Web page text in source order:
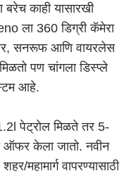
काही यासारखी
ला 360 डिग्री कॅमेरा
सनरूफ आणि वायरलेस
पण चांगला डिस्प्ले
आहे.
पेट्रोल मिळते तर 5-
केला जातो. नवीन
महामार्ग वापरण्यासाठी